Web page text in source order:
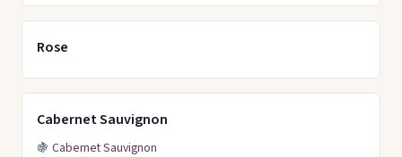
Rose
Cabernet Sauvignon
🍇 Cabernet Sauvignon